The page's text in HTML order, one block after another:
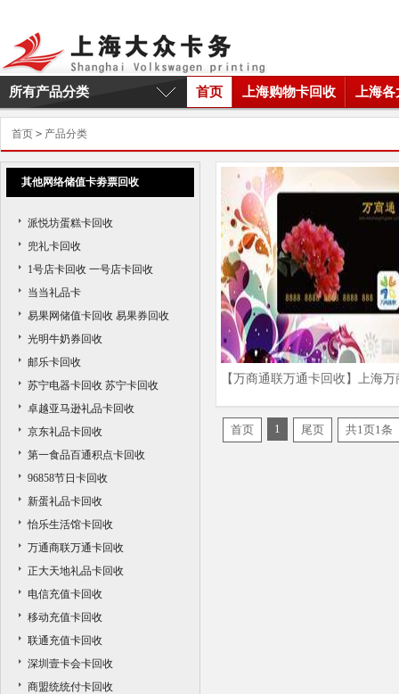
首页 上海购物卡回收 上海
所有产品分类
首页 > 产品分类
其他网络储值卡劵票回收
派悦坊蛋糕卡回收
兜礼卡回收
1号店卡回收 一号店卡回收
当当礼品卡
易果网储值卡回收 易果券回收
光明牛奶券回收
邮乐卡回收
苏宁电器卡回收 苏宁卡回收
卓越亚马逊礼品卡回收
京东礼品卡回收
第一食品百通积点卡回收
96858节日卡回收
新蛋礼品卡回收
怡乐生活馆卡回收
万通商联万通卡回收
正大天地礼品卡回收
电信充值卡回收
移动充值卡回收
联通充值卡回收
深圳壹卡会卡回收
商盟统统付卡回收
【万商通联万通卡回收】上海万
卡回收价格
首页
1 尾页 共1页1条